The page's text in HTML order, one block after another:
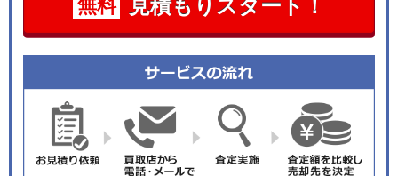
無料 見積もりスタート！